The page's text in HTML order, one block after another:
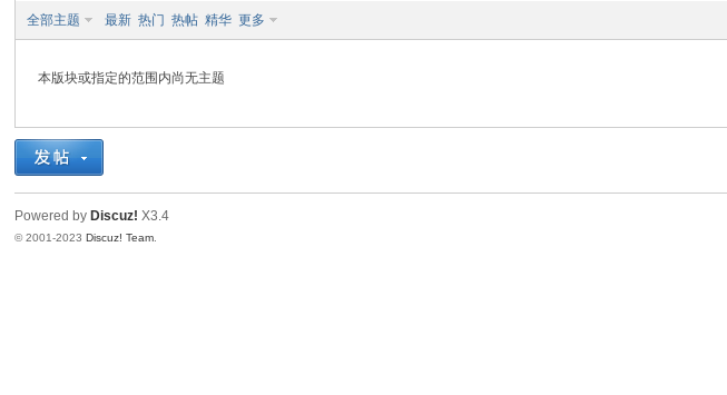
全部主题 最新 热门 热帖 精华 更多
本版块或指定的范围内尚无主题
Powered by Discuz! X3.4
© 2001-2023Discuz! Team